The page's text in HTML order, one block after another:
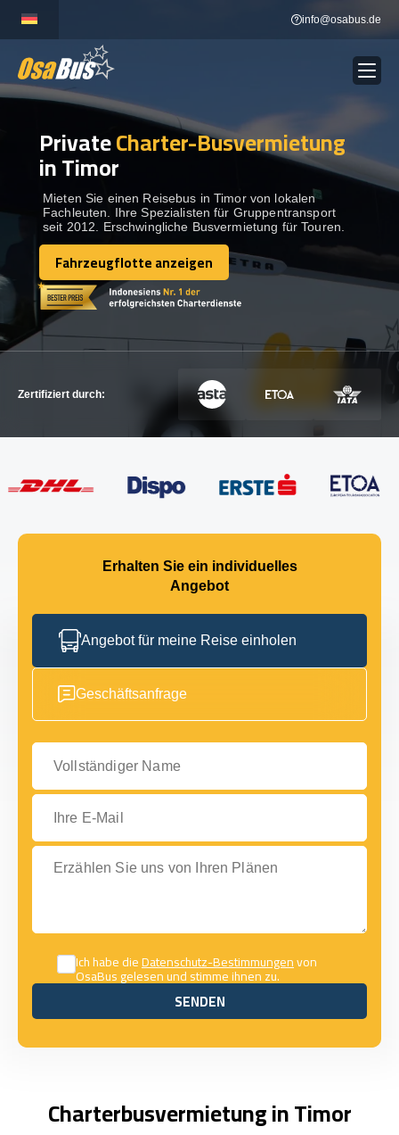
content
info@osabus.de
BUSVERMIETUNG Show dropdown
REISEZIELE Show dropdown
FLOTTE
KONTAKTIEREN SIE UNS
KONTAKTIEREN SIE UNS
PrivateCharter-Busvermietung
in Timor
Mieten Sie einen Reisebus in Timor von lokalen
Fachleuten. Ihre Spezialisten für Gruppentransport
seit 2012. Erschwingliche Busvermietung für Touren.
Fahrzeugflotte anzeigen
Fahrzeugflotte anzeigen
Zertifiziert durch:
Erhalten Sie ein individuelles
Angebot
Angebot für meine Reise einholen
Geschäftsanfrage
Vollständiger Name
Ihre E-Mail
Erzählen Sie uns von Ihren Plänen
Ich habe dieDatenschutz-Bestimmungenvon
OsaBus gelesen und stimme ihnen zu.
SENDEN
SENDEN
Charterbusvermietung in Timor